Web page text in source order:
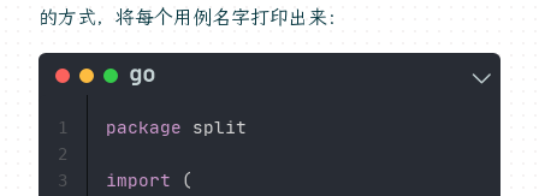
的方式，将每个用例名字打印出来：
package split
import (
1
2
3